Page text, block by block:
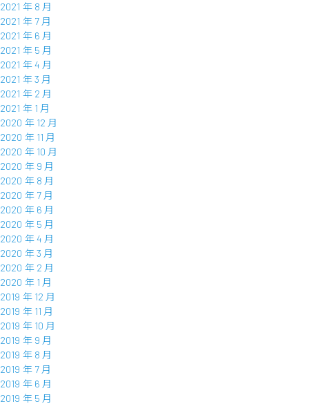
2021 年 8 月
2021 年 7 月
2021 年 6 月
2021 年 5 月
2021 年 4 月
2021 年 3 月
2021 年 2 月
2021 年 1 月
2020 年 12 月
2020 年 11 月
2020 年 10 月
2020 年 9 月
2020 年 8 月
2020 年 7 月
2020 年 6 月
2020 年 5 月
2020 年 4 月
2020 年 3 月
2020 年 2 月
2020 年 1 月
2019 年 12 月
2019 年 11 月
2019 年 10 月
2019 年 9 月
2019 年 8 月
2019 年 7 月
2019 年 6 月
2019 年 5 月